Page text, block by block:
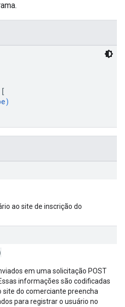
[
)
ao site de inscrição do
em uma solicitação POST
informações são codificadas
site do comerciante preencha
para registrar o usuário no